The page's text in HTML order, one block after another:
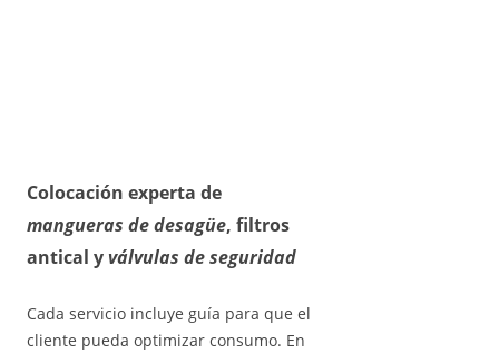
Colocación experta de
mangueras de desagüe, filtros
antical yválvulas de seguridad
Cada servicio incluye guía para que el
cliente pueda optimizar consumo. En